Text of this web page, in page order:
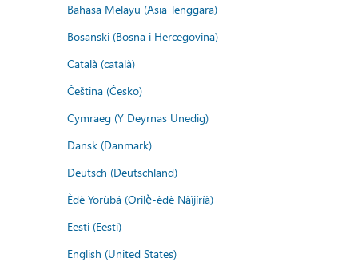
Bahasa Melayu (Asia Tenggara)
Bosanski (Bosna i Hercegovina)
Català (català)
Čeština (Česko)
Cymraeg (Y Deyrnas Unedig)
Dansk (Danmark)
Deutsch (Deutschland)
Èdè Yorùbá (Orilẹ̀-èdè Nàìjíríà)
Eesti (Eesti)
English (United States)